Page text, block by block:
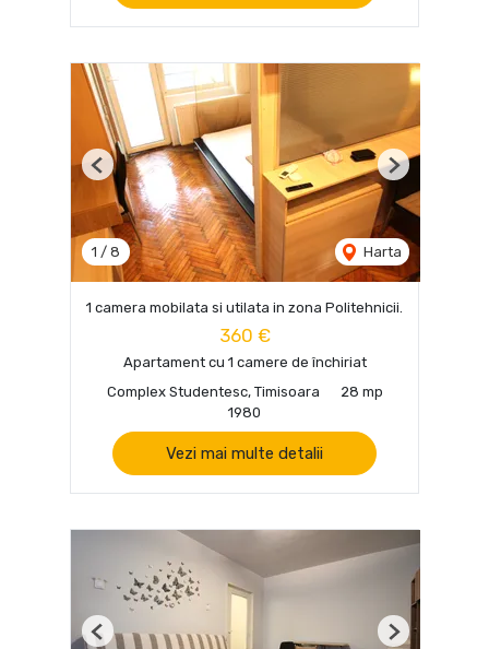
1 / 8 Harta
Previous Next
1 camera mobilata si utilata in zona Politehnicii.
360 €
Apartament cu 1 camere de închiriat
Complex Studentesc, Timisoara
28 mp
1980
Vezi mai multe detalii
Previous Next